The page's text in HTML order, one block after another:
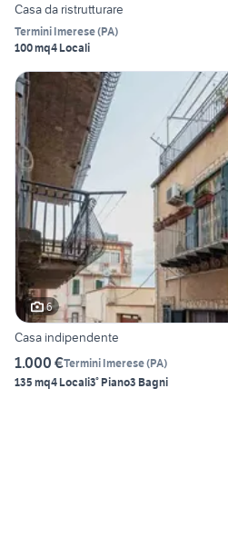
Casa da ristrutturare
Termini Imerese(PA)
100 mq4 Locali
6
Casa indipendente
1.000 €Termini Imerese(PA)
135 mq4 Locali3° Piano3 Bagni